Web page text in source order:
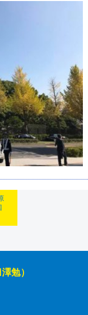
勉）